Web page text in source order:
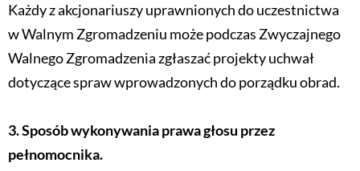
Każdy z akcjonariuszy uprawnionych do uczestnictwa
w Walnym Zgromadzeniu może podczas Zwyczajnego
Walnego Zgromadzenia zgłaszać projekty uchwał
dotyczące spraw wprowadzonych do porządku obrad.
3. Sposób wykonywania prawa głosu przez
pełnomocnika.